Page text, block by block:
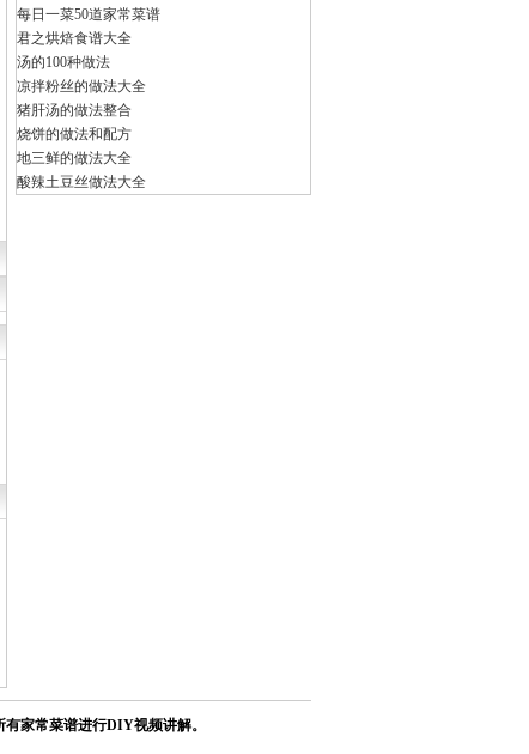
每日一菜50道家常菜谱
君之烘焙食谱大全
汤的100种做法
凉拌粉丝的做法大全
猪肝汤的做法整合
烧饼的做法和配方
地三鲜的做法大全
酸辣土豆丝做法大全
家常菜谱进行DIY视频讲解。